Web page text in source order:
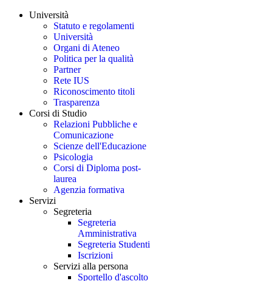
Università
Statuto e regolamenti
Università
Organi di Ateneo
Politica per la qualità
Partner
Rete IUS
Riconoscimento titoli
Trasparenza
Corsi di Studio
Relazioni Pubbliche e
Comunicazione
Scienze dell'Educazione
Psicologia
Corsi di Diploma post-
laurea
Agenzia formativa
Servizi
Segreteria
Segreteria
Amministrativa
Segreteria Studenti
Iscrizioni
Servizi alla persona
Sportello d'ascolto